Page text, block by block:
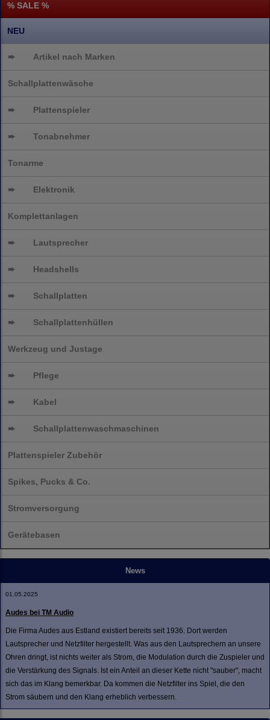
% SALE %
NEU
➨ Artikel nach Marken
Schallplattenwäsche
➨ Plattenspieler
➨ Tonabnehmer
Tonarme
➨ Elektronik
Komplettanlagen
➨ Lautsprecher
➨ Headshells
➨ Schallplatten
➨ Schallplattenhüllen
Werkzeug und Justage
➨ Pflege
➨ Kabel
➨ Schallplattenwaschmaschinen
Plattenspieler Zubehör
Spikes, Pucks & Co.
Stromversorgung
Gerätebasen
News
01.05.2025
Audes bei TM Audio
Die Firma Audes aus Estland existiert bereits seit 1936. Dort werden
Lautsprecher und Netzfilter hergestellt. Was aus den Lautsprechern an unsere
Ohren dringt, ist nichts weiter als Strom, die Modulation durch die Zuspieler und
die Verstärkung des Signals. Ist ein Anteil an dieser Kette nicht "sauber", macht
sich das im Klang bemerkbar. Da kommen die Netzfilter ins Spiel, die den
Strom säubern und den Klang erheblich verbessern.